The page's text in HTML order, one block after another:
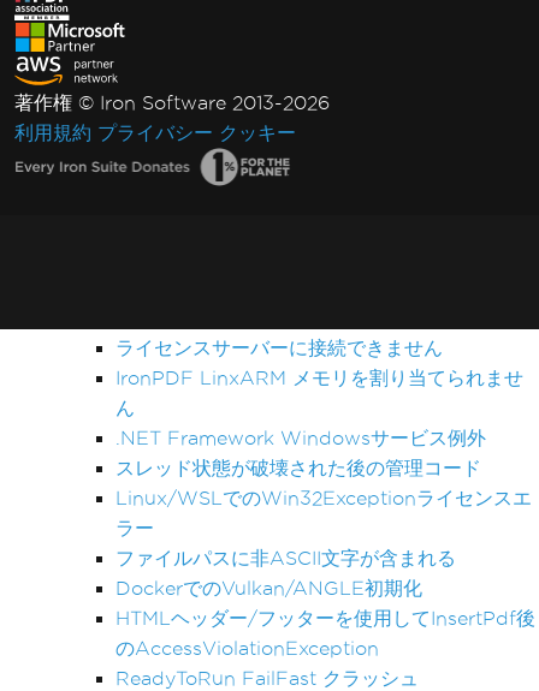
ネットワークサービスがクラッシュし、サービス
が再起動します
エラーコード (127) で関数SetLogEventが見つ
かりませんでした
ライセンスサーバーに接続できません
IronPDF LinxARM メモリを割り当てられませ
ん
.NET Framework Windowsサービス例外
スレッド状態が破壊された後の管理コード
Linux/WSLでのWin32Exceptionライセンスエ
ラー
ファイルパスに非ASCII文字が含まれる
DockerでのVulkan/ANGLE初期化
HTMLヘッダー/フッターを使用してInsertPdf後
のAccessViolationException
ReadyToRun FailFast クラッシュ
著作権 © Iron Software 2013-2026
利用規約 プライバシー クッキー